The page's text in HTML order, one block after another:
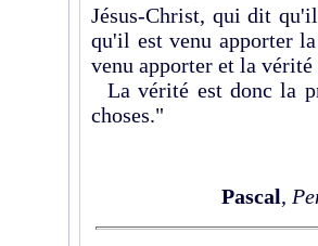
Jésus‑Christ, qui dit
qu'il est venu apporter
venu apporter et la vérité
La vérité est donc la
choses."
Pascal,